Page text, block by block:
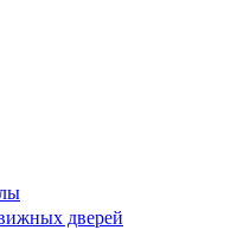
дверей
клик